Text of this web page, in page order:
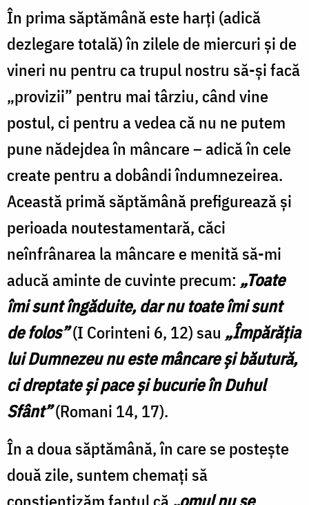
În prima săptămână este harţi (adică
dezlegare totală) în zilele de miercuri şi de
vineri nu pentru ca trupul nostru să-şi facă
„provizii” pentru mai târziu, când vine
postul, ci pentru a vedea că nu ne putem
pune nădejdea în mâncare – adică în cele
create pentru a dobândi îndumnezeirea.
Această primă săptămână prefigurează şi
perioada noutestamentară, căci
neînfrânarea la mâncare e menită să-mi
aducă aminte de cuvinte precum: „Toate
îmi sunt îngăduite, dar nu toate îmi sunt
de folos”(I Corinteni 6, 12) sau „Împărăţia
lui Dumnezeu nu este mâncare şi băutură,
ci dreptate şi pace şi bucurie în Duhul
Sfânt”(Romani 14, 17).
În a doua săptămână, în care se posteşte
două zile, suntem chemaţi să